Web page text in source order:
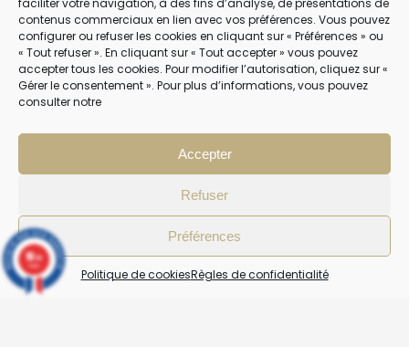
faciliter votre navigation, à des fins d’analyse, de présentations de
contenus commerciaux en lien avec vos préférences. Vous pouvez
configurer ou refuser les cookies en cliquant sur « Préférences » ou
« Tout refuser ». En cliquant sur « Tout accepter » vous pouvez
accepter tous les cookies. Pour modifier l’autorisation, cliquez sur «
Gérer le consentement ». Pour plus d’informations, vous pouvez
consulter notre
Accepter
Refuser
Préférences
Politique de cookiesRègles de confidentialité
NOUS CONTACTER
04 22 54 75 02
NOTRE SERVICE CLIENT EST OUVERT DU LUNDI AU VENDREDI DE 9H À 12H
10/10
4 avis